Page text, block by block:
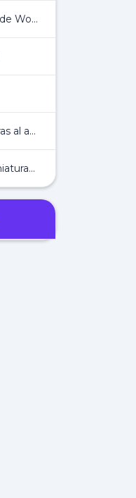
Detector de temas de WordPress
Generador de palabras al azar
Descargador de miniaturas de YouTube